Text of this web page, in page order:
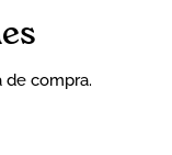
de compra.